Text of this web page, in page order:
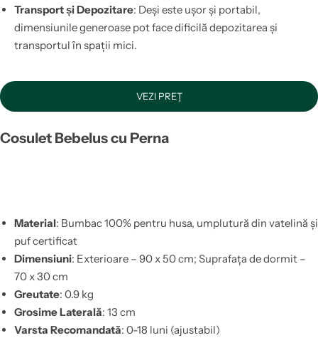
Transport și Depozitare: Deși este ușor și portabil,
dimensiunile generoase pot face dificilă depozitarea și
transportul în spații mici.
VEZI PREȚ
Cosulet Bebelus cu Perna
Material: Bumbac 100% pentru husa, umplutură din vatelină și
puf certificat
Dimensiuni: Exterioare – 90 x 50 cm; Suprafața de dormit –
70 x 30 cm
Greutate: 0.9 kg
Grosime Laterală: 13 cm
Varsta Recomandată: 0-18 luni (ajustabil)